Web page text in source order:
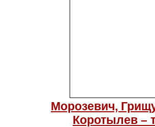
Морозевич,
Коротылев –